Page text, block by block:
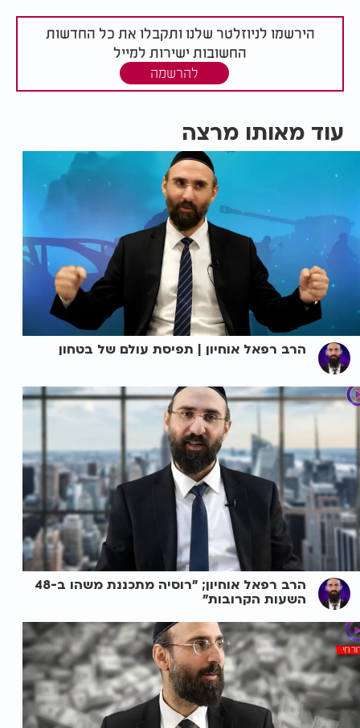
הירשמו לניוזלטר שלנו ותקבלו את כל החדשות
החשובות ישירות למייל
להרשמה
עוד מאותו מרצה
הרב רפאל אוחיון | תפיסת עולם של בטחון
הרב רפאל אוחיון; "רוסיה מתכננת משהו ב-48
השעות הקרובות"